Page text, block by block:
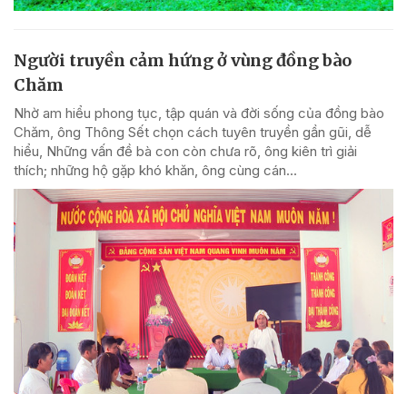
Người truyền cảm hứng ở vùng đồng bào
Chăm
Nhờ am hiểu phong tục, tập quán và đời sống của đồng bào
Chăm, ông Thông Sết chọn cách tuyên truyền gần gũi, dễ
hiểu, Những vấn đề bà con còn chưa rõ, ông kiên trì giải
thích; những hộ gặp khó khăn, ông cùng cán...